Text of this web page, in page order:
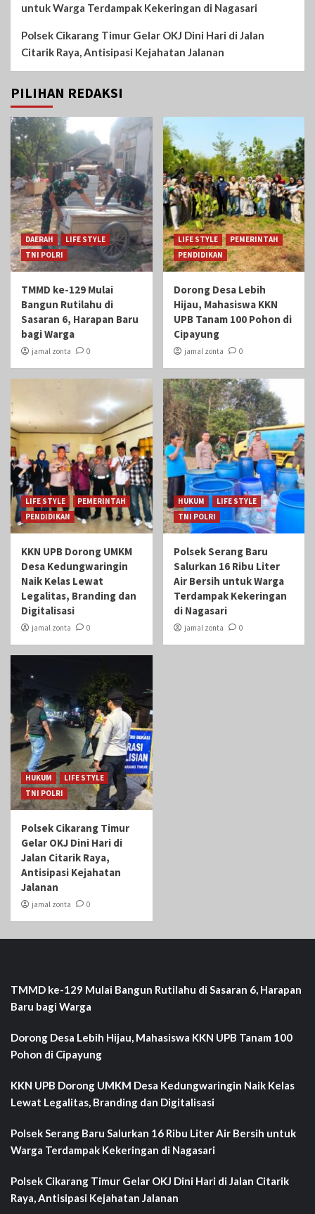
untuk Warga Terdampak Kekeringan di Nagasari
Polsek Cikarang Timur Gelar OKJ Dini Hari di Jalan
Citarik Raya, Antisipasi Kejahatan Jalanan
PILIHAN REDAKSI
DAERAH
LIFE STYLE
TNI POLRI
TMMD ke-129 Mulai
Bangun Rutilahu di
Sasaran 6, Harapan Baru
bagi Warga
jamal zonta 0
LIFE STYLE
PEMERINTAH
PENDIDIKAN
Dorong Desa Lebih
Hijau, Mahasiswa KKN
UPB Tanam 100 Pohon di
Cipayung
jamal zonta 0
LIFE STYLE
PEMERINTAH
PENDIDIKAN
KKN UPB Dorong UMKM
Desa Kedungwaringin
Naik Kelas Lewat
Legalitas, Branding dan
Digitalisasi
jamal zonta 0
HUKUM
LIFE STYLE
TNI POLRI
Polsek Serang Baru
Salurkan 16 Ribu Liter
Air Bersih untuk Warga
Terdampak Kekeringan
di Nagasari
jamal zonta 0
HUKUM
LIFE STYLE
TNI POLRI
Polsek Cikarang Timur
Gelar OKJ Dini Hari di
Jalan Citarik Raya,
Antisipasi Kejahatan
Jalanan
jamal zonta 0
TMMD ke-129 Mulai Bangun Rutilahu di Sasaran 6, Harapan
Baru bagi Warga
Dorong Desa Lebih Hijau, Mahasiswa KKN UPB Tanam 100
Pohon di Cipayung
KKN UPB Dorong UMKM Desa Kedungwaringin Naik Kelas
Lewat Legalitas, Branding dan Digitalisasi
Polsek Serang Baru Salurkan 16 Ribu Liter Air Bersih untuk
Warga Terdampak Kekeringan di Nagasari
Polsek Cikarang Timur Gelar OKJ Dini Hari di Jalan Citarik
Raya, Antisipasi Kejahatan Jalanan